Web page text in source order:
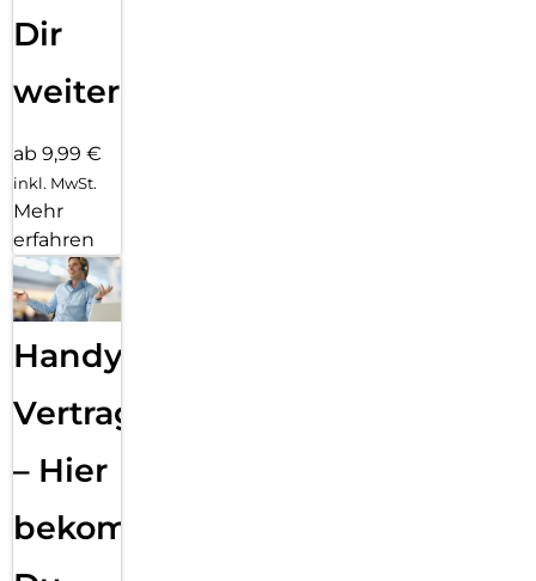
Dir
weiter
ab 9,99 €
inkl. MwSt.
Mehr
erfahren
Handy
Vertragsabwicklung
– Hier
bekommst